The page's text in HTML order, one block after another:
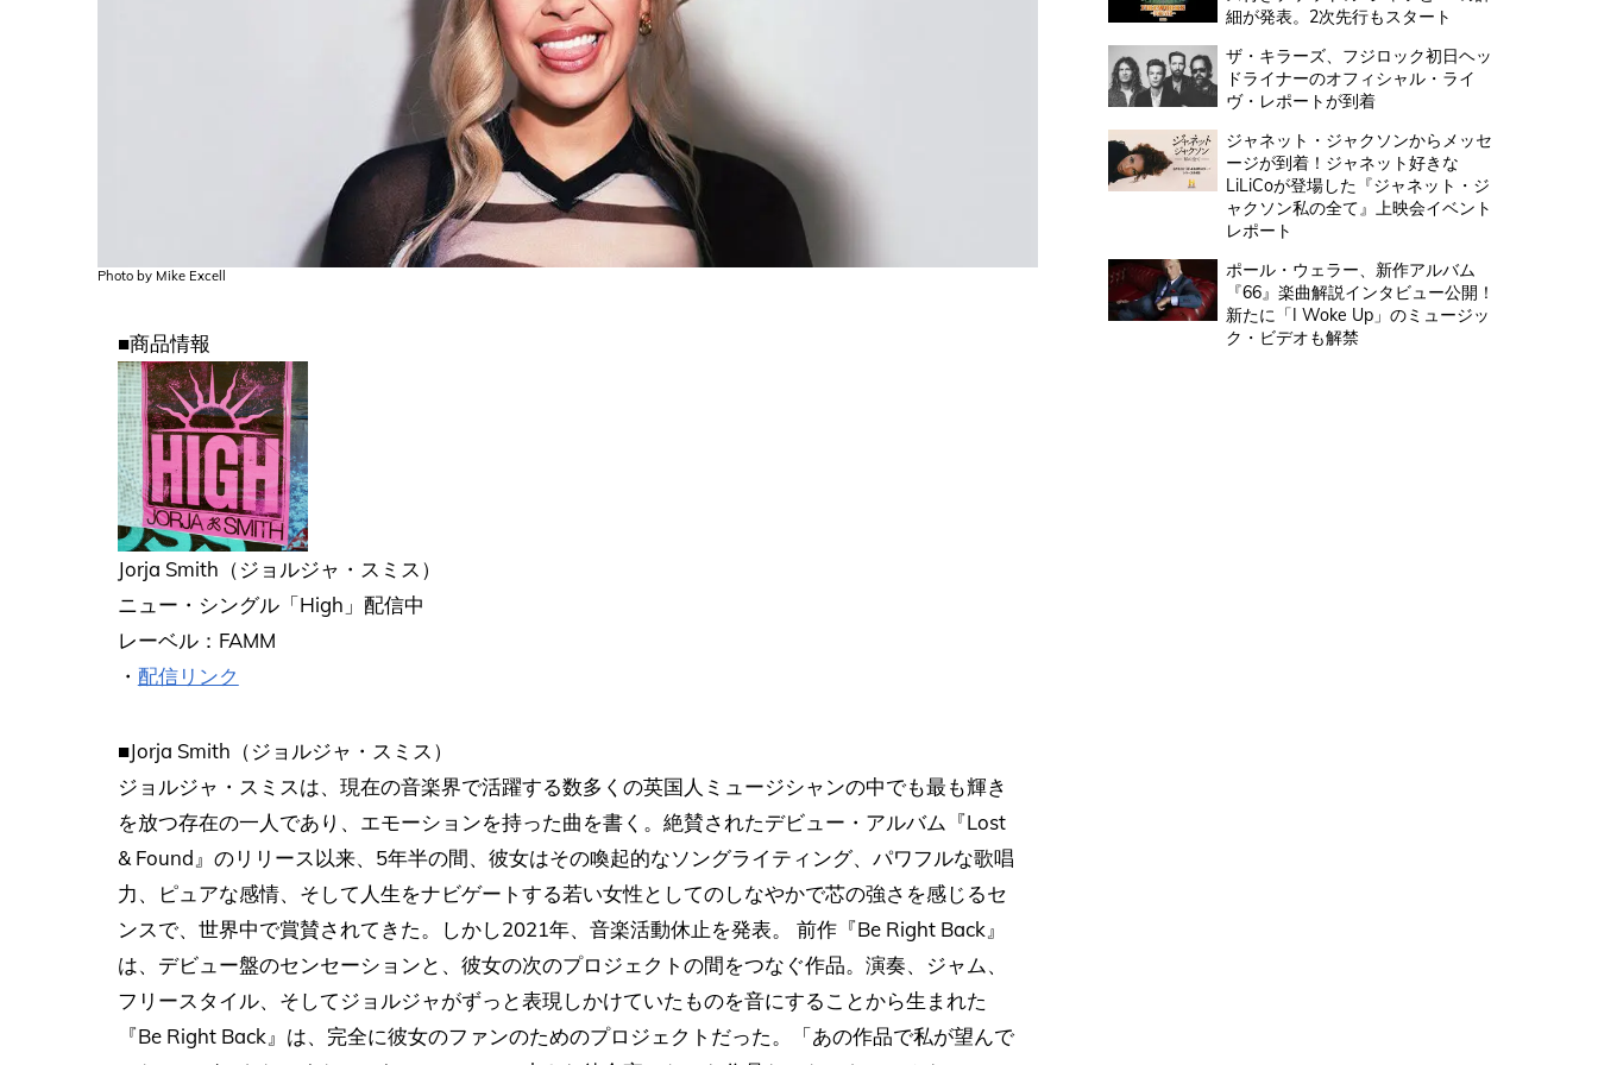
Photo by Mike Excell
■商品情報
Jorja Smith（ジョルジャ・スミス）
ニュー・シングル「High」配信中
レーベル：FAMM
・ 配信リンク
■Jorja Smith（ジョルジャ・スミス）
ジョルジャ・スミスは、現在の音楽界で活躍する数多くの英国人ミュージシャンの中でも最も輝き
を放つ存在の一人であり、エモーションを持った曲を書く。絶賛されたデビュー・アルバム『Lost
& Found』のリリース以来、5年半の間、彼女はその喚起的なソングライティング、パワフルな歌唱
力、ピュアな感情、そして人生をナビゲートする若い女性としてのしなやかで芯の強さを感じるセ
ンスで、世界中で賞賛されてきた。しかし2021年、音楽活動休止を発表。 前作『Be Right Back』
は、デビュー盤のセンセーションと、彼女の次のプロジェクトの間をつなぐ作品。演奏、ジャム、
フリースタイル、そしてジョルジャがずっと表現しかけていたものを音にすることから生まれた
『Be Right Back』は、完全に彼女のファンのためのプロジェクトだった。「あの作品で私が望んで
細が発表。2次先行もスタート
ザ・キラーズ、フジロック初日ヘッ
ドライナーのオフィシャル・ライ
ヴ・レポートが到着
ジャネット・ジャクソンからメッセ
ージが到着！ジャネット好きな
LiLiCoが登場した『ジャネット・ジ
ャクソン私の全て』上映会イベント
レポート
ポール・ウェラー、新作アルバム
『66』楽曲解説インタビュー公開！
新たに「I Woke Up」のミュージッ
ク・ビデオも解禁